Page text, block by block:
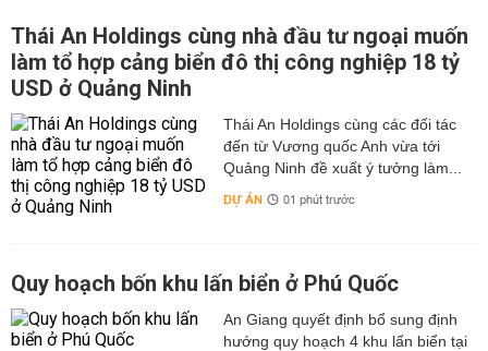
Thái An Holdings cùng nhà đầu tư ngoại muốn
làm tổ hợp cảng biển đô thị công nghiệp 18 tỷ
USD ở Quảng Ninh
Thái An Holdings cùng các đối tác
đến từ Vương quốc Anh vừa tới
Quảng Ninh đề xuất ý tưởng làm...
DỰ ÁN 01 phút trước
Quy hoạch bốn khu lấn biển ở Phú Quốc
An Giang quyết định bổ sung định
hướng quy hoạch 4 khu lấn biển tại